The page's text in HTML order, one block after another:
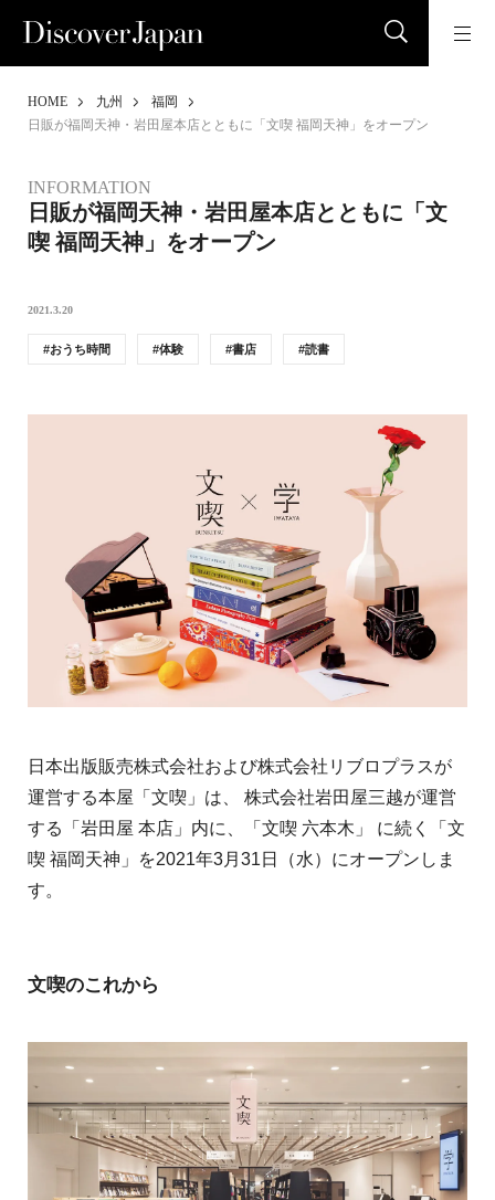
HOME 九州
福岡
日販が福岡天神・岩田屋本店とともに「文喫 福岡天神」をオープン
INFORMATION
日販が福岡天神・岩田屋本店とともに「文
喫 福岡天神」をオープン
2021.3.20
おうち時間 体験 書店 読書
日本出版販売株式会社および株式会社リブロプラスが
運営する本屋「文喫」は、 株式会社岩田屋三越が運営
する「岩田屋 本店」内に、「文喫 六本木」 に続く「文
喫 福岡天神」を2021年3月31日（水）にオープンしま
す。
文喫のこれから